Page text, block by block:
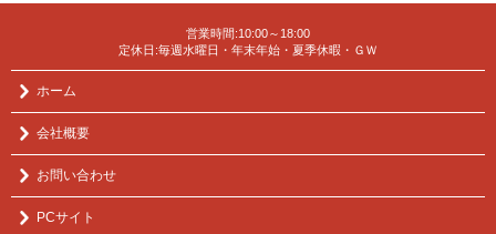
営業時間:10:00～18:00
定休日:毎週水曜日・年末年始・夏季休暇・ＧＷ
ホーム
会社概要
お問い合わせ
PCサイト